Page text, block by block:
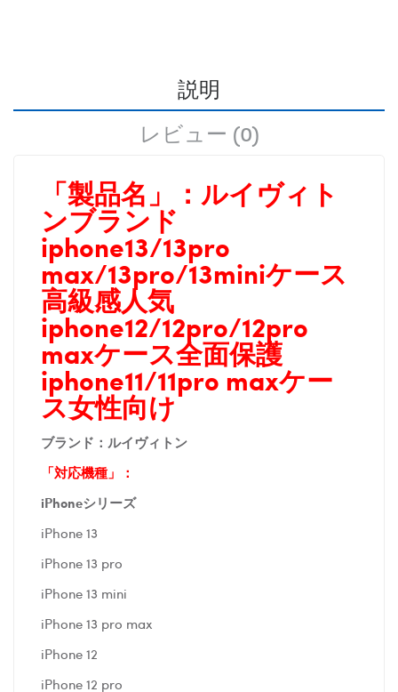
説明
レビュー (0)
「製品名」： ルイヴィト
ンブランド
iphone13/13pro
max/13pro/13miniケース
高級感人気
iphone12/12pro/12pro
maxケース全面保護
iphone11/11pro maxケー
ス女性向け
ブランド：ルイヴィトン
「対応機種」：
iPhoneシリーズ
iPhone 13
iPhone 13 pro
iPhone 13 mini
iPhone 13 pro max
iPhone 12
iPhone 12 pro